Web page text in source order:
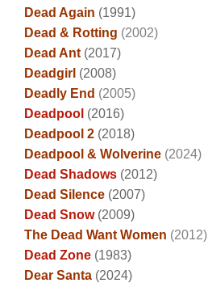
Dead Again (1991)
Dead & Rotting (2002)
Dead Ant (2017)
Deadgirl (2008)
Deadly End (2005)
Deadpool (2016)
Deadpool 2 (2018)
Deadpool & Wolverine (2024)
Dead Shadows (2012)
Dead Silence (2007)
Dead Snow (2009)
The Dead Want Women (2012)
Dead Zone (1983)
Dear Santa (2024)